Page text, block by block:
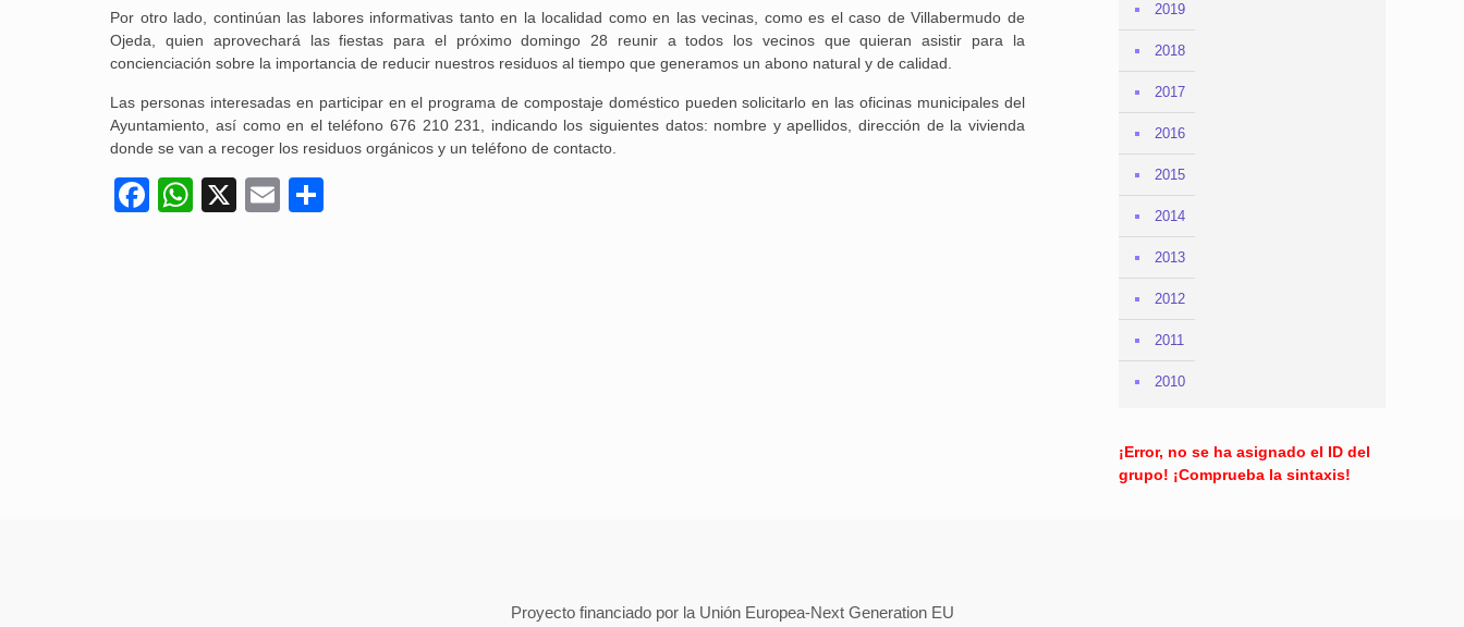
Por otro lado, continúan las labores informativas tanto en la localidad como en las vecinas, como es el caso de Villabermudo de
Ojeda, quien aprovechará las fiestas para el próximo domingo 28 reunir a todos los vecinos que quieran asistir para la
concienciación sobre la importancia de reducir nuestros residuos al tiempo que generamos un abono natural y de calidad.
Las personas interesadas en participar en el programa de compostaje doméstico pueden solicitarlo en las oficinas municipales del
Ayuntamiento, así como en el teléfono 676 210 231, indicando los siguientes datos: nombre y apellidos, dirección de la vivienda
donde se van a recoger los residuos orgánicos y un teléfono de contacto.
Facebook
WhatsApp
X Email
2019
2018
2017
2016
2015
2014
2013
2012
2011
2010
¡Error, no se ha asignado el ID del
grupo! ¡Comprueba la sintaxis!
Proyecto financiado por la Unión Europea-Next Generation EU